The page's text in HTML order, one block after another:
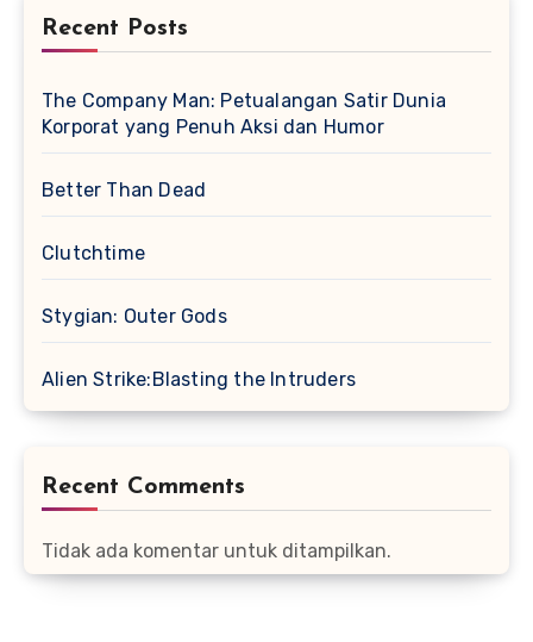
Recent Posts
The Company Man: Petualangan Satir Dunia
Korporat yang Penuh Aksi dan Humor
Better Than Dead
Clutchtime
Stygian: Outer Gods
Alien Strike:Blasting the Intruders
Recent Comments
Tidak ada komentar untuk ditampilkan.